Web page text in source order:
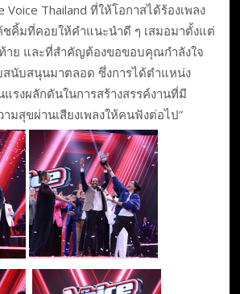
Thailand ที่ให้โอกาสได้ร้องเพลง
คิ้มที่คอยให้คำแนะนำดี ๆ เสมอมาตั้งแต่
าย และที่สำคัญต้องขอขอบคุณกำลังใจ
นับสนุนมาตลอด ซึ่งการได้ตำแหน่ง
รงผลักดันในการสร้างสรรค์งานที่มี
มสุขผ่านเสียงเพลงให้คนฟังต่อไป”